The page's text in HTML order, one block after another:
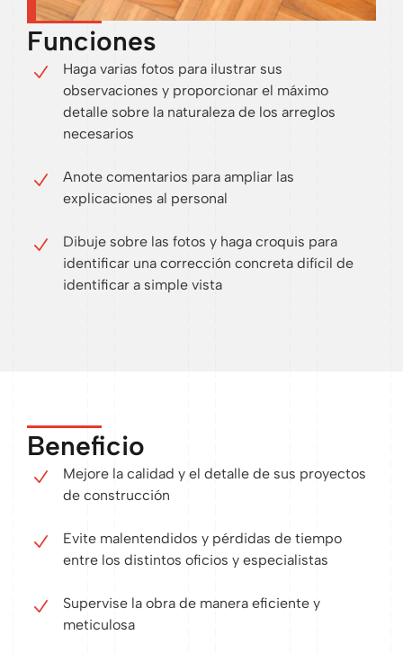
Funciones
Haga varias fotos para ilustrar sus
observaciones y proporcionar el máximo
detalle sobre la naturaleza de los arreglos
necesarios
Anote comentarios para ampliar las
explicaciones al personal
Dibuje sobre las fotos y haga croquis para
identificar una corrección concreta difícil de
identificar a simple vista
Beneficio
Mejore la calidad y el detalle de sus proyectos
de construcción
Evite malentendidos y pérdidas de tiempo
entre los distintos oficios y especialistas
Supervise la obra de manera eficiente y
meticulosa